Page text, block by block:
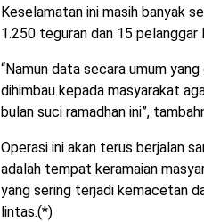
Keselamatan ini masih banyak
1.250 teguran dan 15
“Namun data secara umum
dihimbau kepada masyarakat
bulan suci ramadhan ini”,
Operasi ini akan terus berjalan
adalah tempat keramaian
yang sering terjadi kemacetan
lintas.(*)